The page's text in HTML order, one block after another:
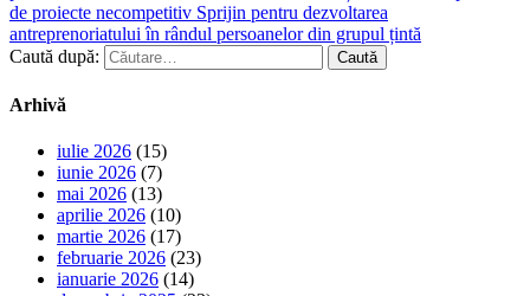
de proiecte necompetitiv Sprijin pentru dezvoltarea
antreprenoriatului în rândul persoanelor din grupul țintă
Caută după:
Arhivă
iulie 2026 (15)
iunie 2026 (7)
mai 2026 (13)
aprilie 2026 (10)
martie 2026 (17)
februarie 2026 (23)
ianuarie 2026 (14)